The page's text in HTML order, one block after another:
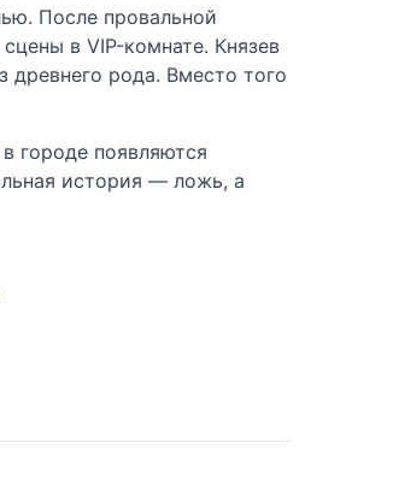
После провальной
в VIP-комнате. Князев
рода. Вместо того
городе появляются
история — ложь, а